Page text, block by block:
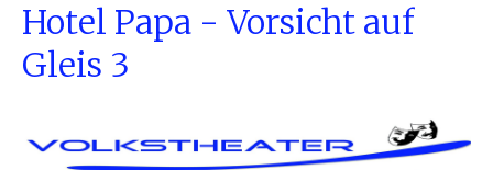
Hotel Papa - Vorsicht auf
Gleis 3